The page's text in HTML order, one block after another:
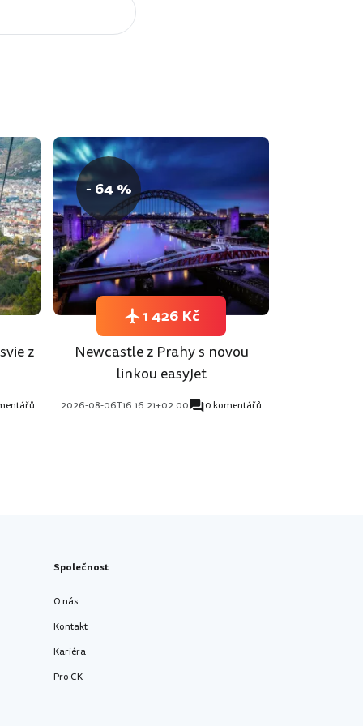
z
- 64 %
Newcastle z Prahy s novou
linkou easyJet
2026-08-06T16:16:21+02:00 0 komentářů
1 426 Kč
Společnost
O nás
Kontakt
Kariéra
Pro CK